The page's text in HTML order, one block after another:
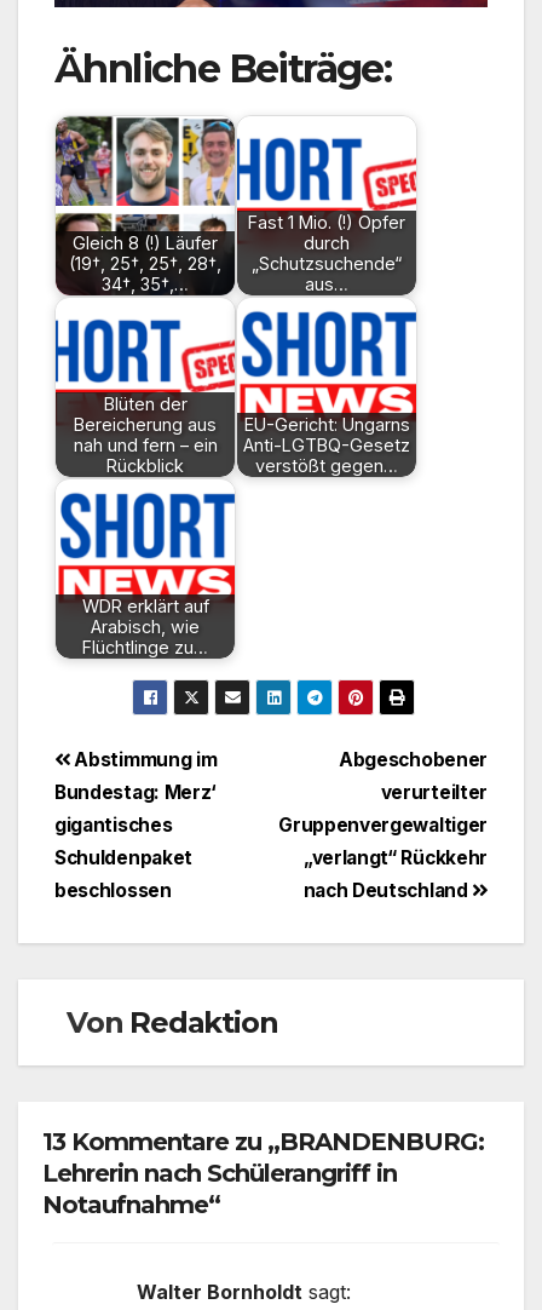
Ähnliche Beiträge:
Gleich 8 (!) Läufer
(19†, 25†, 25†, 28†,
34†, 35†,…
Fast 1 Mio. (!) Opfer
durch
„Schutzsuchende“
aus…
Blüten der
Bereicherung aus
nah und fern – ein
Rückblick
EU-Gericht: Ungarns
Anti-LGTBQ-Gesetz
verstößt gegen…
WDR erklärt auf
Arabisch, wie
Flüchtlinge zu…
BeitragsnavigationAbgeschobener
verurteilter
Gruppenvergewaltiger
„verlangt“ Rückkehr
nach Deutschland
Abstimmung im
Bundestag: Merz‘
gigantisches
Schuldenpaket
beschlossen
Von Redaktion
13 Kommentare zu „BRANDENBURG:
Lehrerin nach Schülerangriff in
Notaufnahme“
Walter Bornholdt sagt: